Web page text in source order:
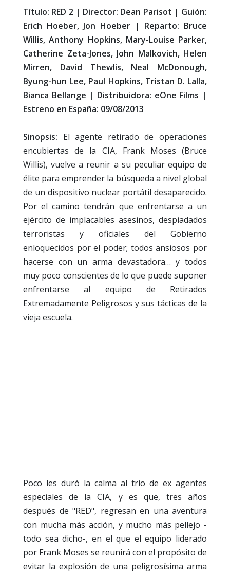
Título: RED 2 | Director: Dean Parisot | Guión:
Erich Hoeber, Jon Hoeber | Reparto: Bruce
Willis, Anthony Hopkins, Mary-Louise Parker,
Catherine Zeta-Jones, John Malkovich, Helen
Mirren, David Thewlis, Neal McDonough,
Byung-hun Lee, Paul Hopkins, Tristan D. Lalla,
Bianca Bellange | Distribuidora: eOne Films |
Estreno en España: 09/08/2013
Sinopsis: El agente retirado de operaciones
encubiertas de la CIA, Frank Moses (Bruce
Willis), vuelve a reunir a su peculiar equipo de
élite para emprender la búsqueda a nivel global
de un dispositivo nuclear portátil desaparecido.
Por el camino tendrán que enfrentarse a un
ejército de implacables asesinos, despiadados
terroristas y oficiales del Gobierno
enloquecidos por el poder; todos ansiosos por
hacerse con un arma devastadora… y todos
muy poco conscientes de lo que puede suponer
enfrentarse al equipo de Retirados
Extremadamente Peligrosos y sus tácticas de la
vieja escuela.
Poco les duró la calma al trío de ex agentes
especiales de la CIA, y es que, tres años
después de "RED", regresan en una aventura
con mucha más acción, y mucho más pellejo -
todo sea dicho-, en el que el equipo liderado
por Frank Moses se reunirá con el propósito de
evitar la explosión de una peligrosísima arma